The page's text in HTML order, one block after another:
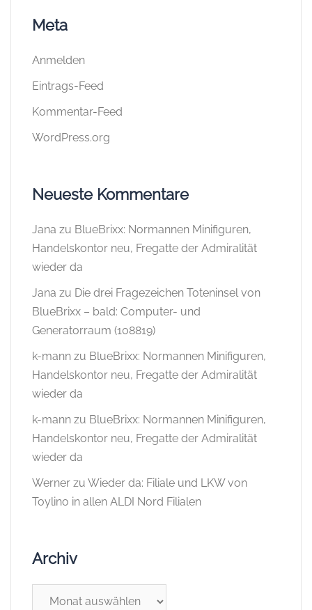
Meta
Anmelden
Eintrags-Feed
Kommentar-Feed
WordPress.org
Neueste Kommentare
Jana zu BlueBrixx: Normannen Minifiguren,
Handelskontor neu, Fregatte der Admiralität
wieder da
Jana zu Die drei Fragezeichen Toteninsel von
BlueBrixx – bald: Computer- und
Generatorraum (108819)
k-mann zu BlueBrixx: Normannen Minifiguren,
Handelskontor neu, Fregatte der Admiralität
wieder da
k-mann zu BlueBrixx: Normannen Minifiguren,
Handelskontor neu, Fregatte der Admiralität
wieder da
Werner zu Wieder da: Filiale und LKW von
Toylino in allen ALDI Nord Filialen
Archiv